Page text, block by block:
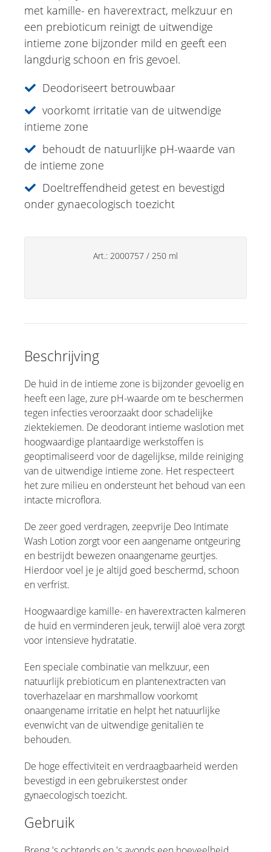
Just for Men
Aromatherapie
Sun Care
Specialiteiten
Lipverzorging
Deo's
Huishoudsproducten
met kamille- en haverextract, melkzuur en
een prebioticum reinigt de uitwendige
intieme zone bijzonder mild en geeft een
langdurig schoon en fris gevoel.
Deodoriseert betrouwbaar
voorkomt irritatie van de uitwendige
intieme zone
behoudt de natuurlijke pH-waarde van
de intieme zone
Doeltreffendheid getest en bevestigd
onder gynaecologisch toezicht
Art.: 2000757 / 250 ml
Beschrijving
De huid in de intieme zone is bijzonder gevoelig en
heeft een lage, zure pH-waarde om te beschermen
tegen infecties veroorzaakt door schadelijke
ziektekiemen. De deodorant intieme waslotion met
hoogwaardige plantaardige werkstoffen is
geoptimaliseerd voor de dagelijkse, milde reiniging
van de uitwendige intieme zone. Het respecteert
het zure milieu en ondersteunt het behoud van een
intacte microflora.
De zeer goed verdragen, zeepvrije Deo Intimate
Wash Lotion zorgt voor een aangename ontgeuring
en bestrijdt bewezen onaangename geurtjes.
Hierdoor voel je je altijd goed beschermd, schoon
en verfrist.
Hoogwaardige kamille- en haverextracten kalmeren
de huid en verminderen jeuk, terwijl aloë vera zorgt
voor intensieve hydratatie.
Een speciale combinatie van melkzuur, een
natuurlijk prebioticum en plantenextracten van
toverhazelaar en marshmallow voorkomt
onaangename irritatie en helpt het natuurlijke
evenwicht van de uitwendige genitaliën te
behouden.
De hoge effectiviteit en verdraagbaarheid werden
bevestigd in een gebruikerstest onder
gynaecologisch toezicht.
Gebruik